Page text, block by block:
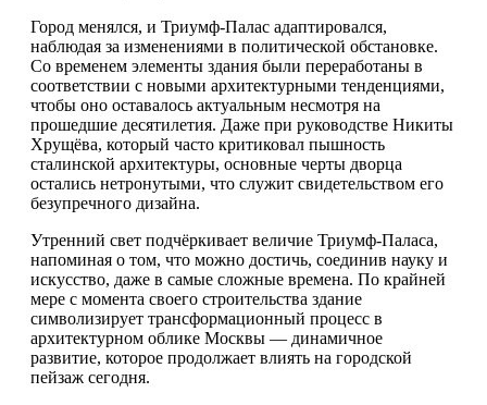
Город менялся, и Триумф-Палас адаптировался,
наблюдая за изменениями в политической обстановке.
Со временем элементы здания были переработаны в
соответствии с новыми архитектурными тенденциями,
чтобы оно оставалось актуальным несмотря на
прошедшие десятилетия. Даже при руководстве Никиты
Хрущёва, который часто критиковал пышность
сталинской архитектуры, основные черты дворца
остались нетронутыми, что служит свидетельством его
безупречного дизайна.
Утренний свет подчёркивает величие Триумф-Паласа,
напоминая о том, что можно достичь, соединив науку и
искусство, даже в самые сложные времена. По крайней
мере с момента своего строительства здание
символизирует трансформационный процесс в
архитектурном облике Москвы — динамичное
развитие, которое продолжает влиять на городской
пейзаж сегодня.